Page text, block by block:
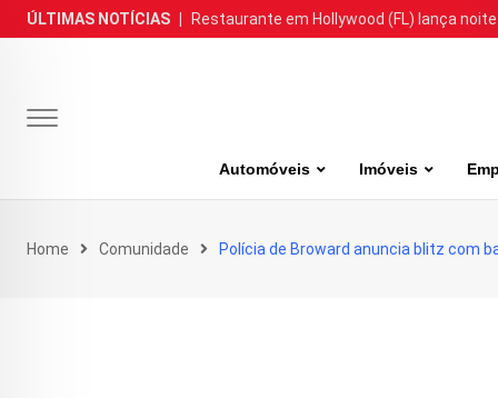
Skip
to
ÚLTIMAS NOTÍCIAS Restaurante em Hollywood (FL) lança
Automóveis Imóveis
Home Comunidade Polícia de Broward anuncia blitz com